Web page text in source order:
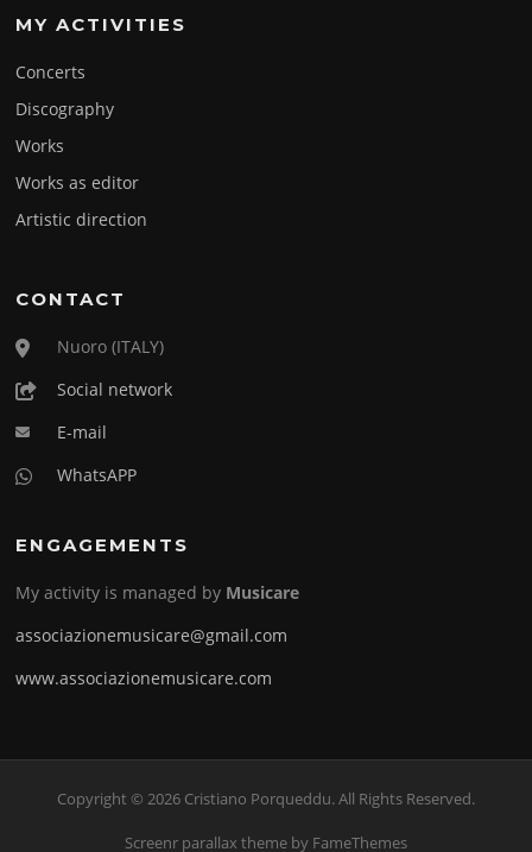
MY ACTIVITIES
Concerts
Discography
Works
Works as editor
Artistic direction
CONTACT
Nuoro (ITALY)
Social network
E-mail
WhatsAPP
ENGAGEMENTS
My activity is managed by Musicare
associazionemusicare@gmail.com
www.associazionemusicare.com
Copyright © 2026 Cristiano Porqueddu. All Rights Reserved.
Screenr parallax theme by FameThemes